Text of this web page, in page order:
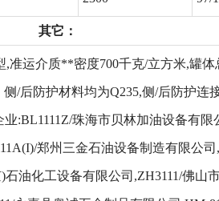
其它：
运介质**密度700千克/立方米,罐
/后防护材料均为Q235,侧/后防护
:BL1111Z/珠海市贝林加油设备有
郑州三金石油设备制造有限公
石油化工设备有限公司,ZH3111/佛山